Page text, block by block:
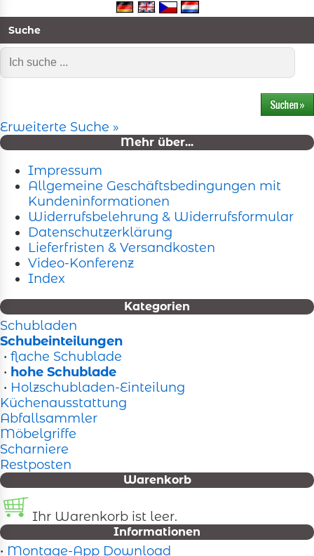
Suche
Erweiterte Suche »
Mehr über...
Impressum
Allgemeine Geschäftsbedingungen mit
Kundeninformationen
Widerrufsbelehrung & Widerrufsformular
Datenschutzerklärung
Lieferfristen & Versandkosten
Video-Konferenz
Index
Kategorien
Schubladen
Schubeinteilungen
• flache Schublade
• hohe Schublade
• Holzschubladen-Einteilung
Küchenausstattung
Abfallsammler
Möbelgriffe
Scharniere
Restposten
Warenkorb
Ihr Warenkorb ist leer.
Informationen
• Montage-App Download